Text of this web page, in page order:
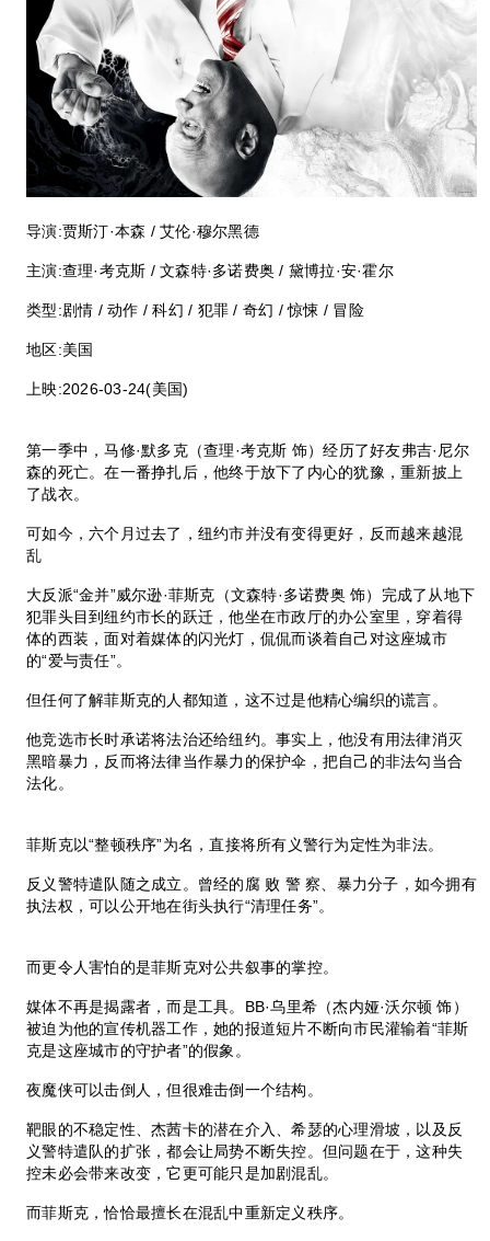
导演:贾斯汀·本森 / 艾伦·穆尔黑德
主演:查理·考克斯 / 文森特·多诺费奥 / 黛博拉·安·霍尔
类型:剧情 / 动作 / 科幻 / 犯罪 / 奇幻 / 惊悚 / 冒险
地区:美国
上映:2026-03-24(美国)
第一季中，马修·默多克（查理·考克斯 饰）经历了好友弗吉·尼尔
森的死亡。在一番挣扎后，他终于放下了内心的犹豫，重新披上
了战衣。
可如今，六个月过去了，纽约市并没有变得更好，反而越来越混
乱
大反派“金并”威尔逊·菲斯克（文森特·多诺费奥 饰）完成了从地下
犯罪头目到纽约市长的跃迁，他坐在市政厅的办公室里，穿着得
体的西装，面对着媒体的闪光灯，侃侃而谈着自己对这座城市
的“爱与责任”。
但任何了解菲斯克的人都知道，这不过是他精心编织的谎言。
他竞选市长时承诺将法治还给纽约。事实上，他没有用法律消灭
黑暗暴力，反而将法律当作暴力的保护伞，把自己的非法勾当合
法化。
菲斯克以“整顿秩序”为名，直接将所有义警行为定性为非法。
反义警特遣队随之成立。曾经的腐 败 警 察、暴力分子，如今拥有
执法权，可以公开地在街头执行“清理任务”。
而更令人害怕的是菲斯克对公共叙事的掌控。
媒体不再是揭露者，而是工具。BB·乌里希（杰内娅·沃尔顿 饰）
被迫为他的宣传机器工作，她的报道短片不断向市民灌输着“菲斯
克是这座城市的守护者”的假象。
夜魔侠可以击倒人，但很难击倒一个结构。
靶眼的不稳定性、杰茜卡的潜在介入、希瑟的心理滑坡，以及反
义警特遣队的扩张，都会让局势不断失控。但问题在于，这种失
控未必会带来改变，它更可能只是加剧混乱。
而菲斯克，恰恰最擅长在混乱中重新定义秩序。